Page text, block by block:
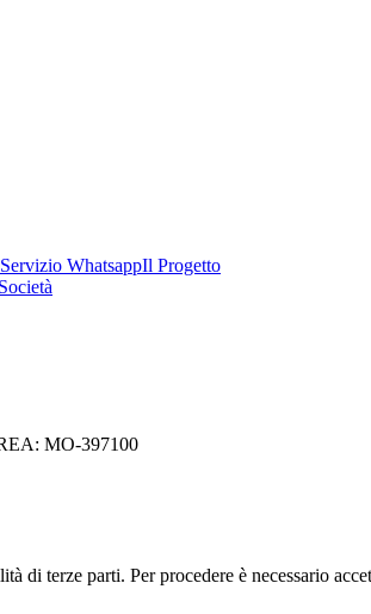
WhatsappIl Progetto
MO-397100
terze parti. Per procedere è necessario